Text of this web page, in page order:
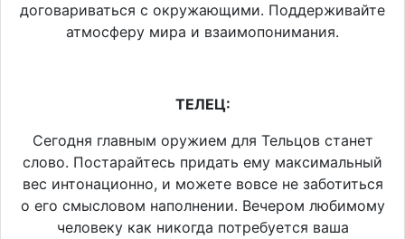
договариваться с окружающими. Поддерживайте
атмосферу мира и взаимопонимания.
ТЕЛЕЦ:
Сегодня главным оружием для Тельцов станет
слово. Постарайтесь придать ему максимальный
вес интонационно, и можете вовсе не заботиться
о его смысловом наполнении. Вечером любимому
человеку как никогда потребуется ваша